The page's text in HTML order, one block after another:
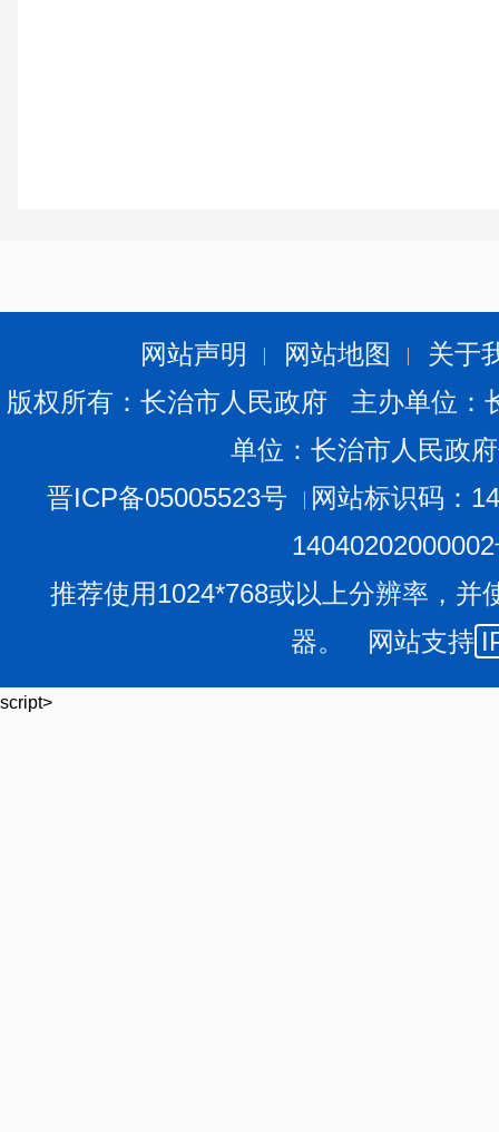
网站声明 网站地图
关于
版权所有：长治市人民政府 主办单位
单位：长治市人民政
晋ICP备05005523号
网站标识码：
推荐使用1024*768或以上分辨率，并
器。 网站支持
script>